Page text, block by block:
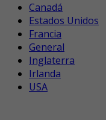
Canadá
Estados Unidos
Francia
General
Inglaterra
Irlanda
USA